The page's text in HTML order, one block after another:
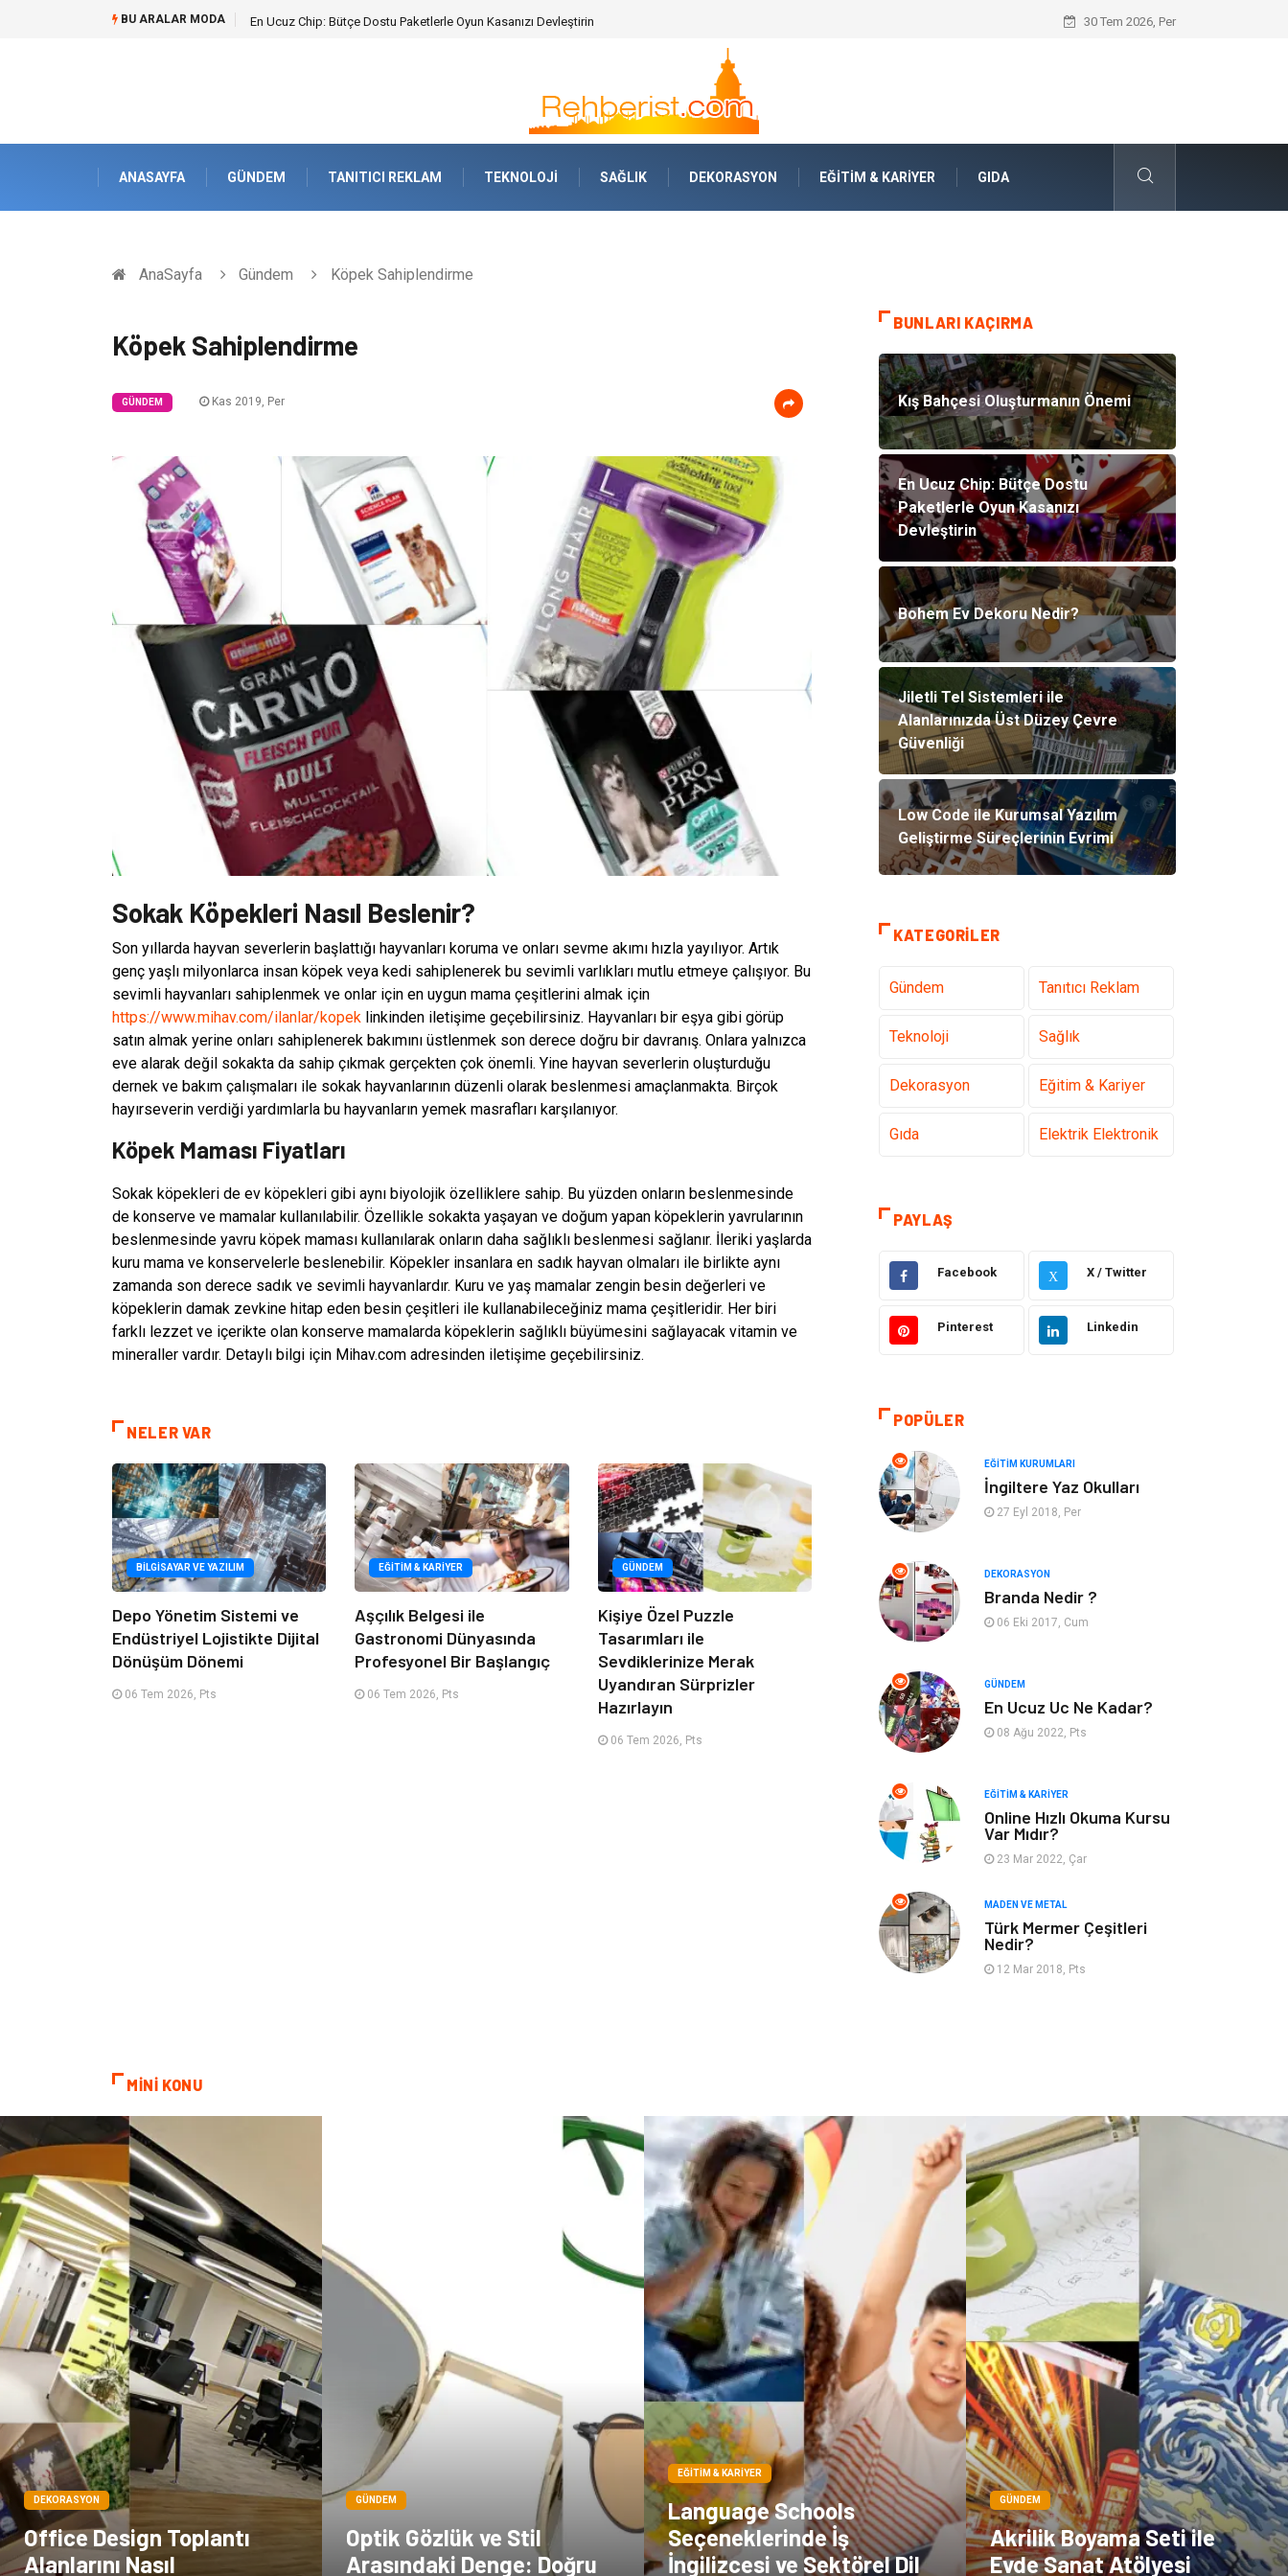
BU ARALAR MODA En Ucuz Chip: Bütçe Dostu Paketlerle Oyun Kasanızı Devleştirin Bohem Ev Dekoru Nedir?
30 Tem 2026, Per
ANASAYFA GÜNDEM TANITICI REKLAM TEKNOLOJI SAĞLIK DEKORASYON EĞITIM & KARIYER GIDA
AnaSayfa Gündem Köpek Sahiplendirme
Köpek Sahiplendirme
GÜNDEM Kas 2019, Per
Sokak Köpekleri Nasıl Beslenir?
Son yıllarda hayvan severlerin başlattığı hayvanları koruma ve onları sevme akımı hızla yayılıyor. Artık
genç yaşlı milyonlarca insan köpek veya kedi sahiplenerek bu sevimli varlıkları mutlu etmeye çalışıyor. Bu
sevimli hayvanları sahiplenmek ve onlar için en uygun mama çeşitlerini almak için
https://www.mihav.com/ilanlar/kopek linkinden iletişime geçebilirsiniz. Hayvanları bir eşya gibi görüp
satın almak yerine onları sahiplenerek bakımını üstlenmek son derece doğru bir davranış. Onlara yalnızca
eve alarak değil sokakta da sahip çıkmak gerçekten çok önemli. Yine hayvan severlerin oluşturduğu
dernek ve bakım çalışmaları ile sokak hayvanlarının düzenli olarak beslenmesi amaçlanmakta. Birçok
hayırseverin verdiği yardımlarla bu hayvanların yemek masrafları karşılanıyor.
Köpek Maması Fiyatları
Sokak köpekleri de ev köpekleri gibi aynı biyolojik özelliklere sahip. Bu yüzden onların beslenmesinde
de konserve ve mamalar kullanılabilir. Özellikle sokakta yaşayan ve doğum yapan köpeklerin yavrularının
beslenmesinde yavru köpek maması kullanılarak onların daha sağlıklı beslenmesi sağlanır. İleriki yaşlarda
kuru mama ve konservelerle beslenebilir. Köpekler insanlara en sadık hayvan olmaları ile birlikte aynı
zamanda son derece sadık ve sevimli hayvanlardır. Kuru ve yaş mamalar zengin besin değerleri ve
köpeklerin damak zevkine hitap eden besin çeşitleri ile kullanabileceğiniz mama çeşitleridir. Her biri
farklı lezzet ve içerikte olan konserve mamalarda köpeklerin sağlıklı büyümesini sağlayacak vitamin ve
mineraller vardır. Detaylı bilgi için Mihav.com adresinden iletişime geçebilirsiniz.
NELER VAR
BILGISAYAR VE YAZILIM
Depo Yönetim Sistemi ve
Endüstriyel Lojistikte Dijital
Dönüşüm Dönemi
06 Tem 2026, Pts
EĞITIM & KARIYER
Aşçılık Belgesi ile
Gastronomi Dünyasında
Profesyonel Bir Başlangıç
06 Tem 2026, Pts
GÜNDEM
Kişiye Özel Puzzle
Tasarımları ile
Sevdiklerinize Merak
Uyandıran Sürprizler
Hazırlayın
06 Tem 2026, Pts
BUNLARI KAÇIRMA
Kış Bahçesi Oluşturmanın Önemi
En Ucuz Chip: Bütçe Dostu
Paketlerle Oyun Kasanızı
Devleştirin
Bohem Ev Dekoru Nedir?
Jiletli Tel Sistemleri ile
Alanlarınızda Üst Düzey Çevre
Güvenliği
Low Code ile Kurumsal Yazılım
Geliştirme Süreçlerinin Evrimi
KATEGORILER
Gündem Tanıtıcı Reklam
Teknoloji Sağlık
Dekorasyon Eğitim & Kariyer
Gıda Elektrik Elektronik
Yazılım
Taşımacılık
Hukuk Giyim
Yapı İnşaat
Tatil Eğlence
Bahçe Ev Maden ve Metal
Hizmet Eğitim Kurumları
Organizasyon Plastik
Emlak
Finans & Ekonomi Mobilya
Ürünler
Aksesuar İnternet
Nakliyat
Bebek Giyim Alüminyum
Servisleri
Çadır Kına Gecesi
Spor Malzemeleri Basın Yayın
Moda İthalat İhracat
Bakım
PAYLAŞ
Facebook X X / Twitter
Pinterest Linkedin
POPÜLER
EĞITIM KURUMLARI
İngiltere Yaz Okulları
27 Eyl 2018, Per
DEKORASYON
Branda Nedir ?
06 Eki 2017, Cum
GÜNDEM
En Ucuz Uc Ne Kadar?
08 Ağu 2022, Pts
EĞITIM & KARIYER
Online Hızlı Okuma Kursu
Var Mıdır?
23 Mar 2022, Çar
MADEN VE METAL
Türk Mermer Çeşitleri
Nedir?
12 Mar 2018, Pts
MİNİ KONU
DEKORASYON
Office Design Toplantı
Alanlarını Nasıl
GÜNDEM
Optik Gözlük ve Stil
Arasındaki Denge: Doğru
EĞITIM & KARIYER
Language Schools
Seçeneklerinde İş
İngilizcesi ve Sektörel Dil
GÜNDEM
Akrilik Boyama Seti ile
Evde Sanat Atölyesi